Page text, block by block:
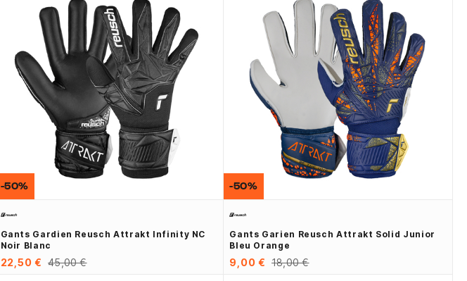
Gants Gardien Reusch Attrakt Infinity NC
Noir Blanc
22,50 € 45,00 €
-50%
Gants Garien Reusch Attrakt Solid Junior
Bleu Orange
9,00 € 18,00 €
-50%